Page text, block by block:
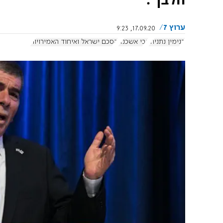
ערוץ 7
17.09.20, 9:23
בנימין נתניהו גבי אשכנזי הסכם ישראל ואיחוד האמירויות